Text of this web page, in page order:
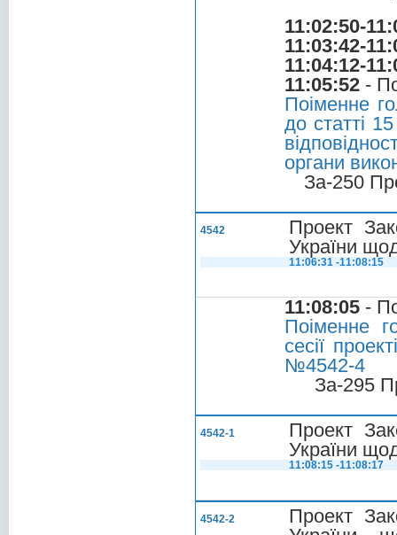
11:02:50-
11:03:42-
11:04:12-
11:05:52 -
Поіменне
до статті
органи
За-250
4542
Проект
України
11:06:31 -11:08:15
11:08:05 -
Поіменне
сесії
№4542-4
За-295
4542-1
Проект
України
11:08:15 -11:08:17
4542-2
Проект